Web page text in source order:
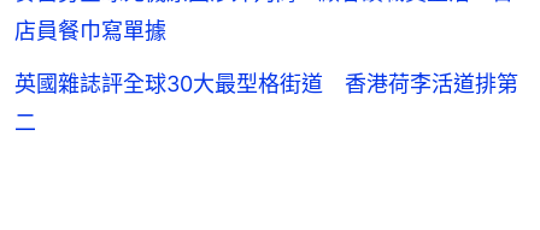
店員餐巾寫單據
英國雜誌評全球30大最型格街道 香港荷李活道排第
二